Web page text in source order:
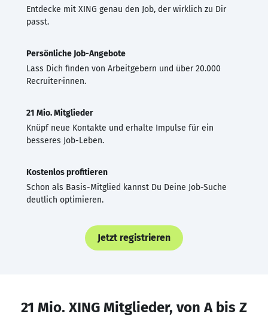
Entdecke mit XING genau den Job, der wirklich zu Dir
passt.
Persönliche Job-Angebote
Lass Dich finden von Arbeitgebern und über 20.000
Recruiter·innen.
21 Mio. Mitglieder
Knüpf neue Kontakte und erhalte Impulse für ein
besseres Job-Leben.
Kostenlos profitieren
Schon als Basis-Mitglied kannst Du Deine Job-Suche
deutlich optimieren.
Jetzt registrieren
21 Mio. XING Mitglieder, von A bis Z